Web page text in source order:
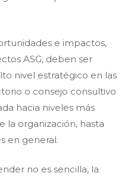
e impactos,
ASG, deben ser
nivel estratégico en las
o consejo consultivo
hacia niveles más
la organización, hasta
en general.
no es sencilla, la